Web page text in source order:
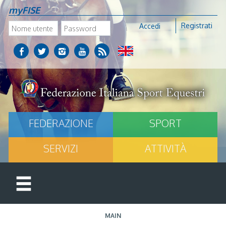
myFISE
Accedi Registrati
FEDERAZIONE
SPORT
SERVIZI
ATTIVITÀ
MAIN